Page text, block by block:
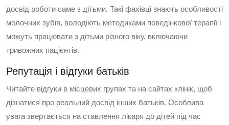
досвід роботи саме з дітьми. Такі фахівці знають особливості
молочних зубів, володіють методиками поведінкової терапії і
можуть працювати з дітьми різного віку, включаючи
тривожних пацієнтів.
Репутація і відгуки батьків
Читайте відгуки в місцевих групах та на сайтах клінік, щоб
дізнатися про реальний досвід інших батьків. Особлива
увага звертається на ставлення лікаря до дітей під час